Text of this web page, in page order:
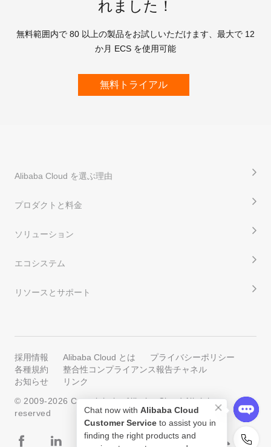
れました！
無料範囲内で 80 以上の製品をお試しいただけます、最大で 12
か月 ECS を使用可能
無料トライアル
Alibaba Cloud を選ぶ理由
プロダクトと料金
ソリューション
エコシステム
リソースとサポート
採用情報 Alibaba Cloud とは
プライバシーポリシー
各種規約
整合性コンプライアンス報告チャネル
お知らせ
リンク
© 2009-2026 Copyright by Alibaba Cloud All rights
reserved
Chat now with Alibaba Cloud
Customer Service to assist you in
finding the right products and